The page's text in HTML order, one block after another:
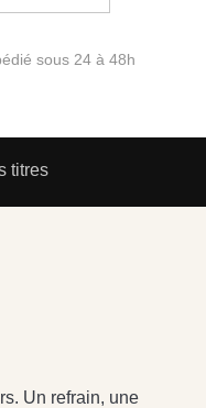
sous 24 à 48h
titres
Un refrain, une